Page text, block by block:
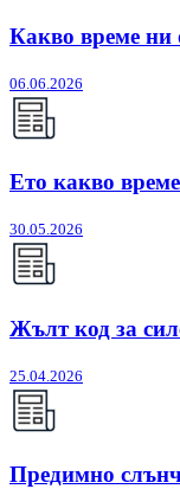
Какво време ни
06.06.2026
Ето какво
30.05.2026
Жълт код за
25.04.2026
Предимно